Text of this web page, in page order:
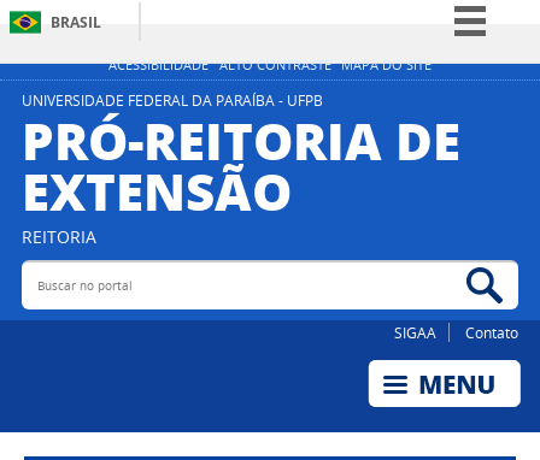
ACESSIBILIDADE ALTO CONTRASTE MAPA DO SITE
BRASIL
Simplifique!
Participe
UNIVERSIDADE FEDERAL DA PARAÍBA - UFPB
PRÓ-REITORIA DE
EXTENSÃO
REITORIA
Buscar no portal
SIGAA Contato